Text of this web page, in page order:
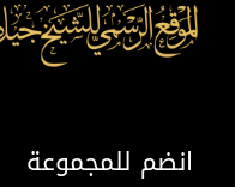
انضم للمجموعة